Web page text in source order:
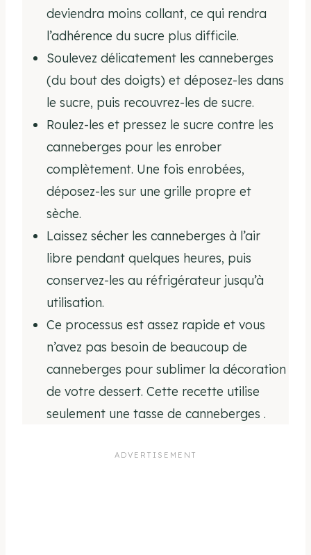
deviendra moins collant, ce qui rendra
l’adhérence du sucre plus difficile.
Soulevez délicatement les canneberges
(du bout des doigts) et déposez-les dans
le sucre, puis recouvrez-les de sucre.
Roulez-les et pressez le sucre contre les
canneberges pour les enrober
complètement. Une fois enrobées,
déposez-les sur une grille propre et
sèche.
Laissez sécher les canneberges à l’air
libre pendant quelques heures, puis
conservez-les au réfrigérateur jusqu’à
utilisation.
Ce processus est assez rapide et vous
n’avez pas besoin de beaucoup de
canneberges pour sublimer la décoration
de votre dessert. Cette recette utilise
seulement une tasse de canneberges .